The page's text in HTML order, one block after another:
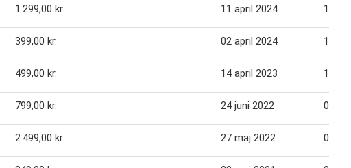
1.299,00 kr. 11 april 2024 16
399,00 kr. 02 april 2024 11
499,00 kr. 14 april 2023 17
799,00 kr. 24 juni 2022 07
2.499,00 kr. 27 maj 2022 02